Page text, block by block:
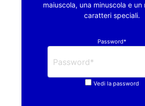
maiuscola, una minuscola e un
caratteri speciali.
Password*
Vedi la password